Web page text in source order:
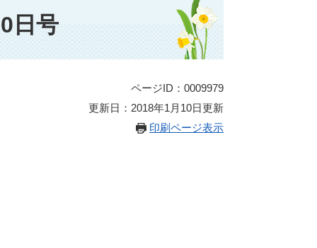
日号
ページID：0009979
更新日：2018年1月10日更新
印刷ページ表示